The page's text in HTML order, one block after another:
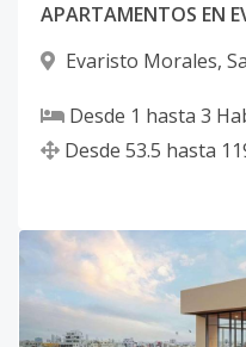
Evaristo Morales,
Desde 1 hasta 3
Desde 53.5 hasta